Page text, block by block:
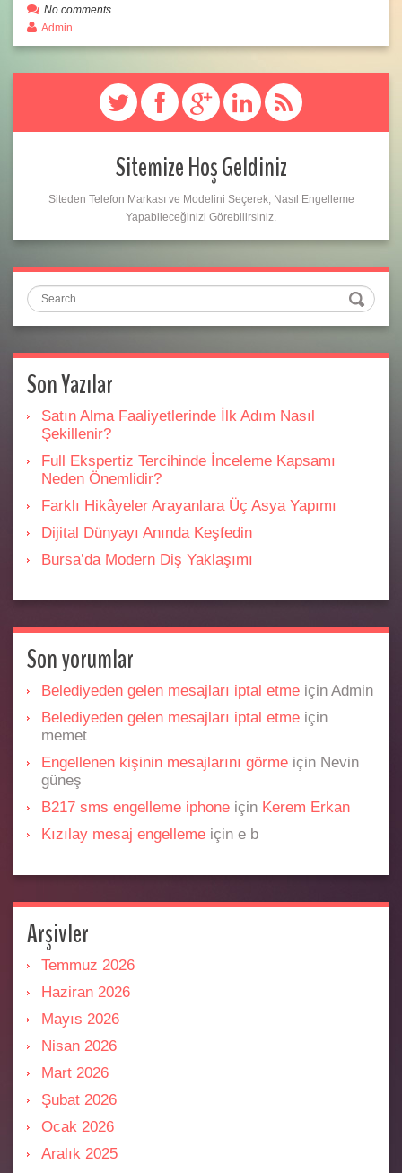
No comments
Admin
Sitemize Hoş Geldiniz
Siteden Telefon Markası ve Modelini Seçerek, Nasıl Engelleme
Yapabileceğinizi Görebilirsiniz.
Search
Son Yazılar
Satın Alma Faaliyetlerinde İlk Adım Nasıl
Şekillenir?
Full Ekspertiz Tercihinde İnceleme Kapsamı
Neden Önemlidir?
Farklı Hikâyeler Arayanlara Üç Asya Yapımı
Dijital Dünyayı Anında Keşfedin
Bursa’da Modern Diş Yaklaşımı
Son yorumlar
Belediyeden gelen mesajları iptal etme için Admin
Belediyeden gelen mesajları iptal etme için
memet
Engellenen kişinin mesajlarını görme için Nevin
güneş
B217 sms engelleme iphone için Kerem Erkan
Kızılay mesaj engelleme için e b
Arşivler
Temmuz 2026
Haziran 2026
Mayıs 2026
Nisan 2026
Mart 2026
Şubat 2026
Ocak 2026
Aralık 2025